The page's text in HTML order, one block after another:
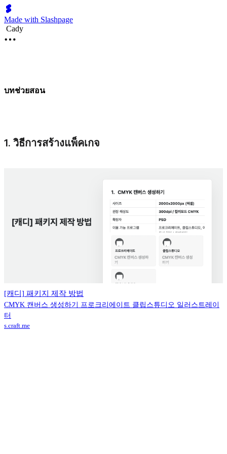
Made with Slashpage
Cady
บทช่วยสอน
1. วิธีการสร้างแพ็คเกจ
[캐디] 패키지 제작 방법
CMYK 캔버스 생성하기 프로크리에이트 클립스튜디오 일러스트레이
터
s.craft.me